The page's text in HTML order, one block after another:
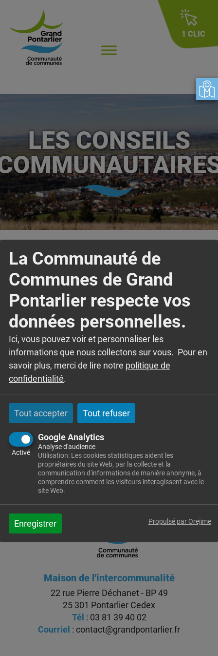
La Communauté de
Communes de Grand
Pontarlier respecte vos
données personnelles.
Ici, vous pouvez voir et personnaliser les
informations que nous collectons sur vous. Pour en
savoir plus, merci de lire notre politique de
confidentialité.
Tout accepter Tout refuser
Google Analytics
Activé
Analyse d'audience
Utilisation: Les cookies statistiques aident les
propriétaires du site Web, par la collecte et la
communication d'informations de manière anonyme, à
comprendre comment les visiteurs interagissent avec le
site Web.
Enregistrer Propulsé par Orejime
1 CLIC
LES CONSEILS
Ma communauté de commune
Découvrir l’institution
Les conseils communautaires
Ecouter
NEWSLETTER
Pour rester informé des actualités de la
Communauté de Communes du Grand Pontarlier,
abonnez-vous à la newsletter.
INSCRIPTION
Maison de l'intercommunalité
22 rue Pierre Déchanet - BP 49
25 301 Pontarlier Cedex
Tél : 03 81 39 40 02
Courriel : contact@grandpontarlier.fr